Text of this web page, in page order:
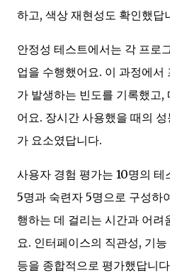
하고, 색상 재현성도 확인했답
안정성 테스트에서는 각 프로
업을 수행했어요. 이 과정에서
가 발생하는 빈도를 기록했고,
어요. 장시간 사용했을 때의
가 요소였답니다.
사용자 경험 평가는 10명의
5명과 숙련자 5명으로 구성하
행하는 데 걸리는 시간과 어려
요. 인터페이스의 직관성, 기
등을 종합적으로 평가했답니